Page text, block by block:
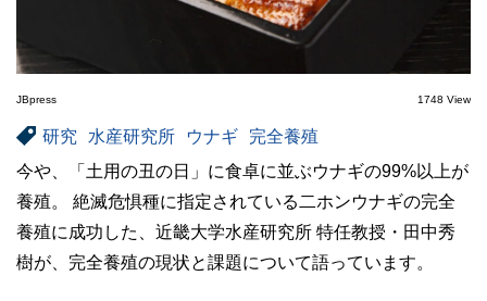
JBpress 1748 View
研究 水産研究所 ウナギ
完全養殖
今や、「土用の丑の日」に食卓に並ぶウナギの99%以上が
養殖。 絶滅危惧種に指定されている二ホンウナギの完全
養殖に成功した、近畿大学水産研究所 特任教授・田中秀
樹が、完全養殖の現状と課題について語っています。